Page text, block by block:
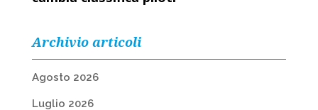
Archivio articoli
Agosto 2026
Luglio 2026